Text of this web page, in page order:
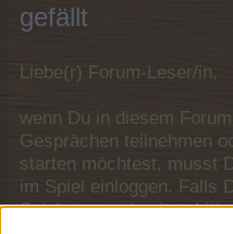
gefällt
Liebe(r) Forum-Leser/in,
wenn Du in diesem
Gesprächen teilnehmen
starten möchtest, musst
im Spiel einloggen. Falls
Spielaccount besitzt,